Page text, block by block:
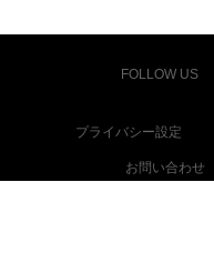
FOLLOW US
プライバシー設定
お問い合わせ